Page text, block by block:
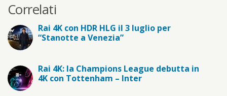
Correlati
Rai 4K con HDR HLG il 3 luglio per
“Stanotte a Venezia”
Rai 4K: la Champions League debutta in
4K con Tottenham – Inter